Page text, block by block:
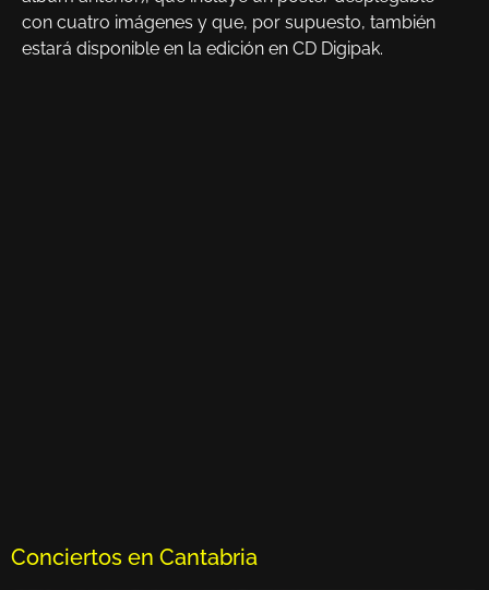
con cuatro imágenes y que, por supuesto, también
estará disponible en la edición en CD Digipak.
Conciertos en Cantabria